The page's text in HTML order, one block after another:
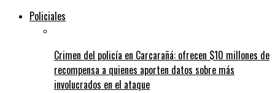
Policiales
Crimen del policía en Carcarañá: ofrecen $10 millones de
recompensa a quienes aporten datos sobre más
involucrados en el ataque